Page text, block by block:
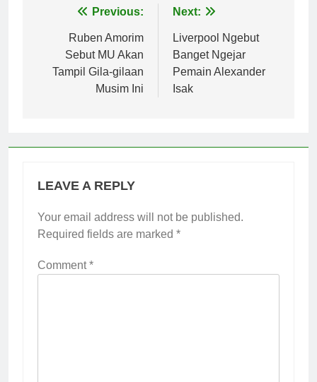
navigation
Previous:
Ruben Amorim
Sebut MU Akan
Tampil Gila-gilaan
Musim Ini
Next:
Liverpool Ngebut
Banget Ngejar
Pemain Alexander
Isak
LEAVE A REPLY
Your email address will not be published.
Required fields are marked *
Comment*